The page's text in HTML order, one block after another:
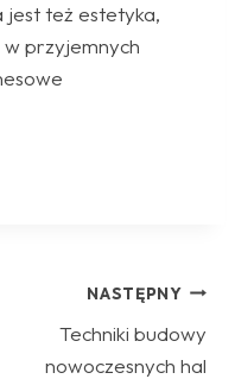
jest też estetyka,
przyjemnych
NASTĘPNY
Techniki budowy
nowoczesnych hal